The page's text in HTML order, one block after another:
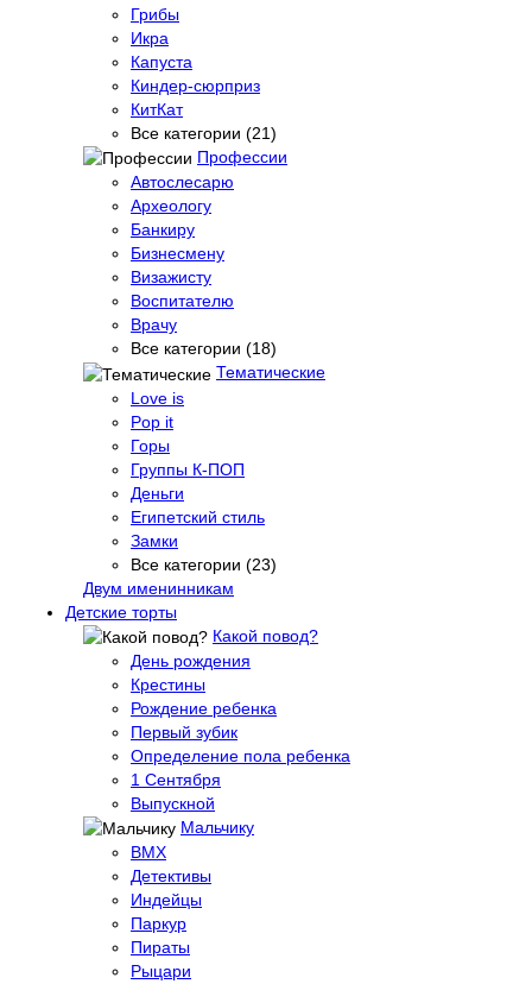
Грибы
Икра
Капуста
Киндер-сюрприз
КитКат
Все категории (21)
Профессии
Автослесарю
Археологу
Банкиру
Бизнесмену
Визажисту
Воспитателю
Врачу
Все категории (18)
Тематические
Love is
Pop it
Горы
Группы К-ПОП
Деньги
Египетский стиль
Замки
Все категории (23)
Двум именинникам
Детские торты
Какой повод?
День рождения
Крестины
Рождение ребенка
Первый зубик
Определение пола ребенка
1 Сентября
Выпускной
Мальчику
BMX
Детективы
Индейцы
Паркур
Пираты
Рыцари